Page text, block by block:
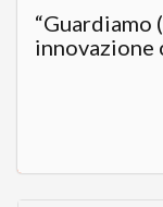
“Guardiamo
innovazione